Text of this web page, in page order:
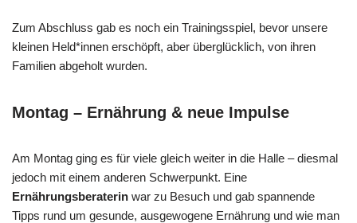
Zum Abschluss gab es noch ein Trainingsspiel, bevor unsere
kleinen Held*innen erschöpft, aber überglücklich, von ihren
Familien abgeholt wurden.
Montag – Ernährung & neue Impulse
Am Montag ging es für viele gleich weiter in die Halle – diesmal
jedoch mit einem anderen Schwerpunkt. Eine
Ernährungsberaterin war zu Besuch und gab spannende
Tipps rund um gesunde, ausgewogene Ernährung und wie man